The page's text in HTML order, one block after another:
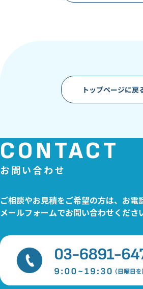
トップページに戻
CONTACT
ご相談やお見積をご希望の方は、お電
メールフォームでお問い合わせくださ